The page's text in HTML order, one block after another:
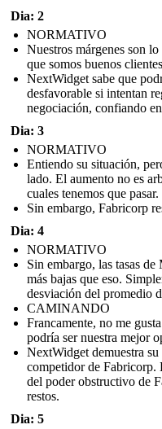
Dia: 2
NORMATIVO
Nuestros márgenes son
que somos buenos
NextWidget sabe que
desfavorable si intentan
negociación, confiando
Dia: 3
NORMATIVO
Entiendo su situación,
lado. El aumento no es
cuales tenemos que pasar.
Sin embargo, Fabricorp
Dia: 4
NORMATIVO
Sin embargo, las tasas
más bajas que eso.
desviación del promedio
CAMINANDO
Francamente, no me
podría ser nuestra mejor
NextWidget demuestra
competidor de Fabricorp.
del poder obstructivo de
restos.
Dia: 5